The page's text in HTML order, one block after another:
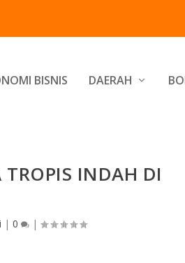
BISNIS DAERAH
INDAH DI
|0 |